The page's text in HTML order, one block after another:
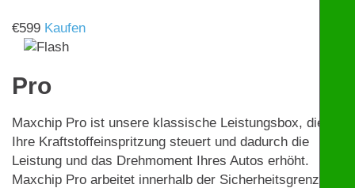
€599 Kaufen
Pro
Maxchip Pro ist unsere klassische Leistungsbox, die
Ihre Kraftstoffeinspritzung steuert und dadurch die
Leistung und das Drehmoment Ihres Autos erhöht.
Maxchip Pro arbeitet innerhalb der Sicherheitsgrenzen